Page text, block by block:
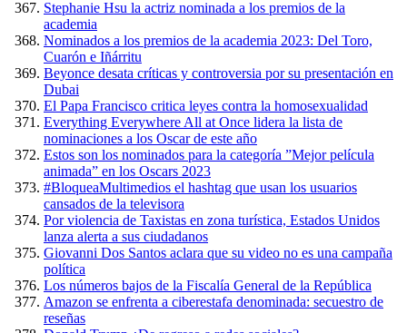
Stephanie Hsu la actriz nominada a los premios de la
academia
Nominados a los premios de la academia 2023: Del Toro,
Cuarón e Iñárritu
Beyonce desata críticas y controversia por su presentación en
Dubai
El Papa Francisco critica leyes contra la homosexualidad
Everything Everywhere All at Once lidera la lista de
nominaciones a los Oscar de este año
Estos son los nominados para la categoría ”Mejor película
animada” en los Oscars 2023
#BloqueaMultimedios el hashtag que usan los usuarios
cansados de la televisora
Por violencia de Taxistas en zona turística, Estados Unidos
lanza alerta a sus ciudadanos
Giovanni Dos Santos aclara que su video no es una campaña
política
Los números bajos de la Fiscalía General de la República
Amazon se enfrenta a ciberestafa denominada: secuestro de
reseñas